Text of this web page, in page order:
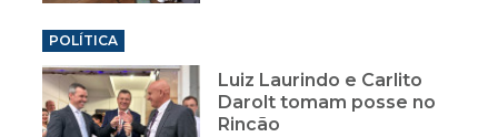
POLÍTICA
Luiz Laurindo e Carlito
Darolt tomam posse no
Rincão